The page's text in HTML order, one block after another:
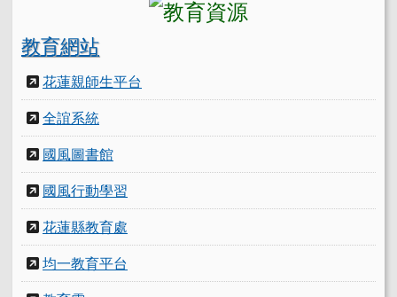
教育網站
花蓮親師生平台
全誼系統
國風圖書館
國風行動學習
花蓮縣教育處
均一教育平台